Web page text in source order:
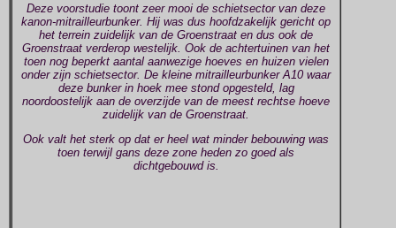
Deze voorstudie toont zeer mooi de schietsector van deze
kanon-mitrailleurbunker. Hij was dus hoofdzakelijk gericht op
het terrein zuidelijk van de Groenstraat en dus ook de
Groenstraat verderop westelijk. Ook de achtertuinen van het
toen nog beperkt aantal aanwezige hoeves en huizen vielen
onder zijn schietsector. De kleine mitrailleurbunker A10 waar
deze bunker in hoek mee stond opgesteld, lag
noordoostelijk aan de overzijde van de meest rechtse hoeve
zuidelijk van de Groenstraat.
Ook valt het sterk op dat er heel wat minder bebouwing was
toen terwijl gans deze zone heden zo goed als
dichtgebouwd is.